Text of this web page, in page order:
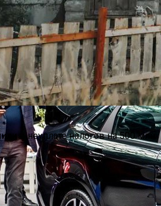
в неуплате налогов на 500 млн